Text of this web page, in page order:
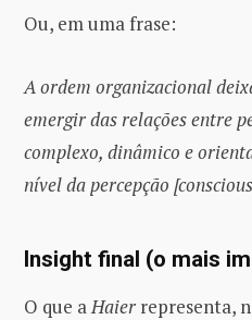
Ou, em uma frase:
A ordem organizacional
emergir das relações entre
complexo, dinâmico e
nível da percepção
Insight final (o mais
O que aHaier representa,